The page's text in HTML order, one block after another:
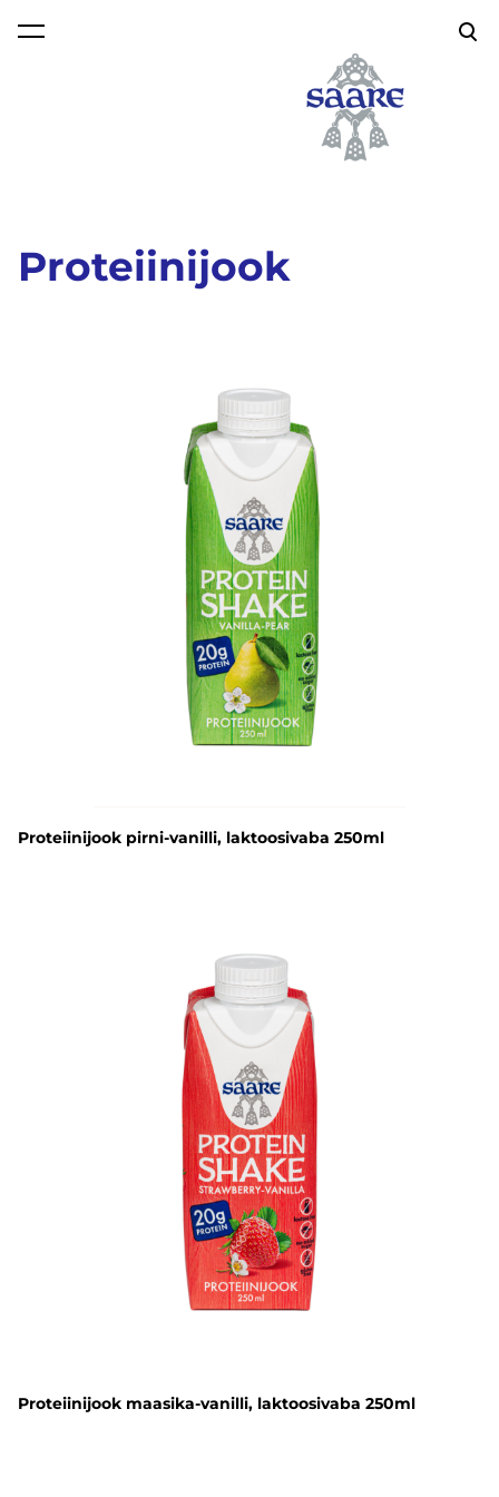
lisati ostukorvi.
Proteiinijook
Proteiinijook pirni-vanilli, laktoosivaba 250ml
Proteiinijook maasika-vanilli, laktoosivaba 250ml